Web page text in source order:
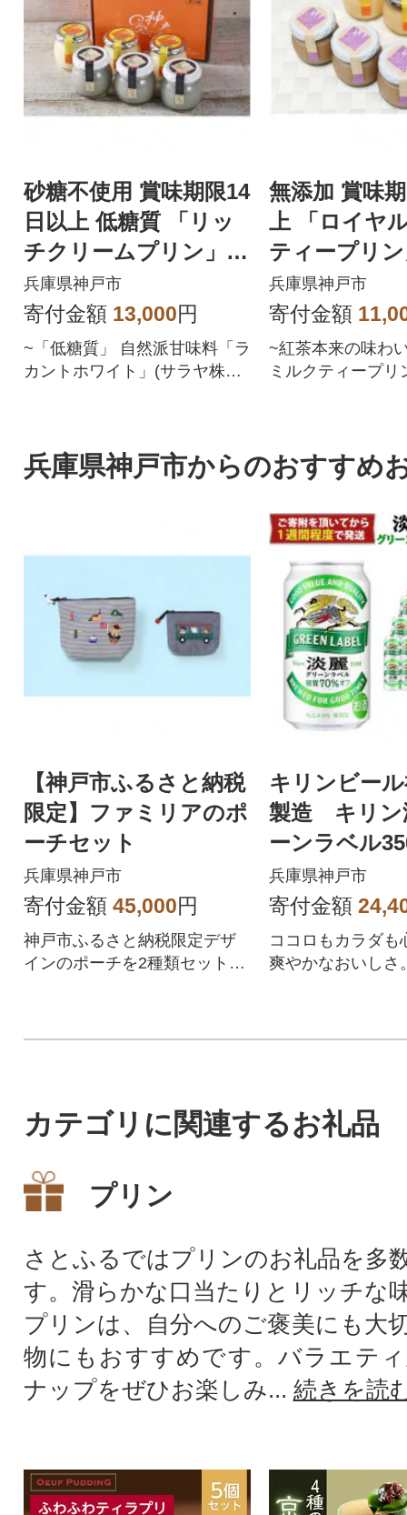
砂糖不使用 賞味期限14
日以上 低糖質 「リッ
チクリームプリン」
「黒ごまプリン」2種6
個セット
兵庫県神戸市
寄付金額 13,000円
~「低糖質」 自然派甘味料「ラ
カントホワイト」(サラヤ株式
無添加 賞味
上 「ロイヤ
ティープリ
チクリーム
種6個セット
兵庫県神戸市
寄付金額
~紅茶本来の味わ
ミルクティープリ
兵庫県神戸市からのおすすめ
【神戸市ふるさと納税
限定】ファミリアのポ
ーチセット
兵庫県神戸市
寄付金額 45,000円
神戸市ふるさと納税限定デザ
インのポーチを2種類セットで
キリンビー
製造 キリン
ーンラベル
パック(4入
(計48本)
兵庫県神戸市
寄付金額
ココロもカラダも
爽やかなおいしさ
カテゴリに関連するお礼品
プリン
さとふるではプリンのお礼品を多
す。滑らかな口当たりとリッチな
プリンは、自分へのご褒美にも大
物にもおすすめです。バラエテ
ナップをぜひお楽しみ... 続きを読